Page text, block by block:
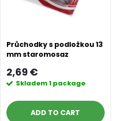
Průchodky s podložkou 13
mm staromosaz
2,69 €
Skladem1 package
ADD TO CART